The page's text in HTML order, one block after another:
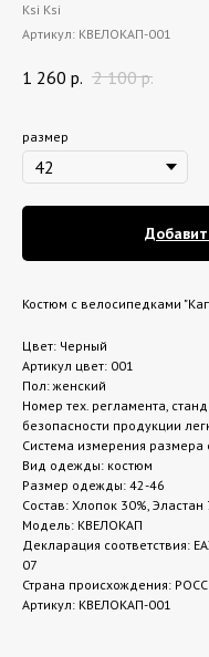
Ksi Ksi
Артикул: КВЕЛОКАП-001
1 260 р. 2 100 р.
размер
Костюм с велосипедками
Цвет: Черный
Артикул цвет: 001
Пол: женский
Номер тех. регламента,
безопасности продукции
Система измерения
Вид одежды: костюм
Размер одежды: 42-46
Состав: Хлопок 30%, Эластан
Модель: КВЕЛОКАП
Декларация соответствия:
07
Страна происхождения:
Артикул: КВЕЛОКАП-001